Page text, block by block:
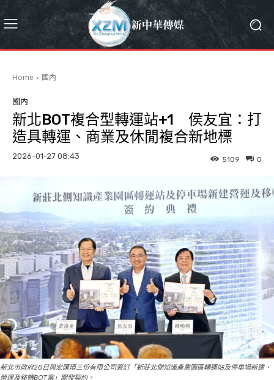
Home 國內
國內
新北BOT複合型轉運站+1 侯友宜：打
造具轉運、商業及休閒複合新地標
2026-01-27 08:43 0
5109
新北市政府26日與宏匯環三份有限公司簽訂「新莊北側知識產業園區轉運站及停車場新建、
營運及移轉BOT案」開發契約。